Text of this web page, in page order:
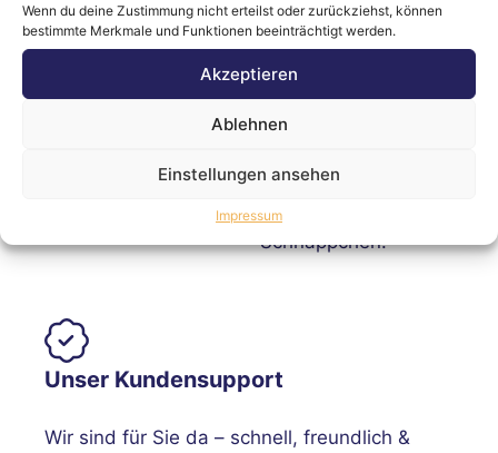
Wenn du deine Zustimmung nicht erteilst oder zurückziehst, können
bestimmte Merkmale und Funktionen beeinträchtigt werden.
Akzeptieren
Ablehnen
Einstellungen ansehen
Impressum
Laufend neue
Auktionen
und Sparen - immer
wieder neu erleben.
Professionelle
Auktionen
easy – geprüfte
Qualität, echte
Schnäppchen.
Unser Kundensupport
Wir sind für Sie da – schnell, freundlich &